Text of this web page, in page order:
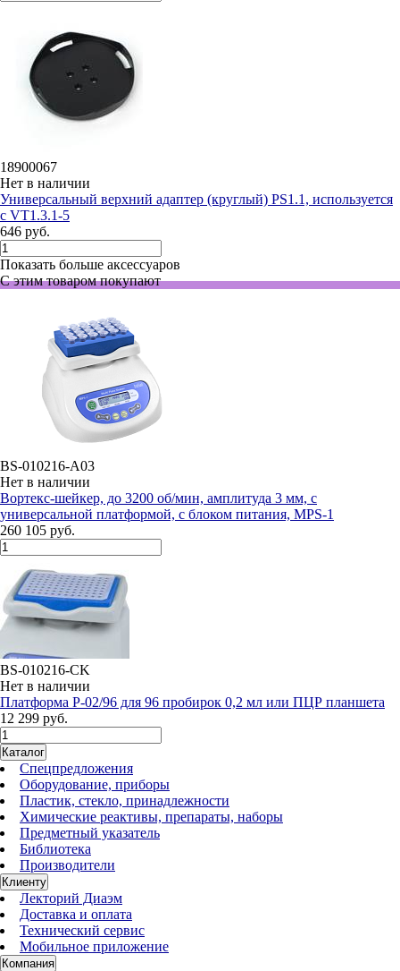
18900067
Нет в наличии
Универсальный верхний адаптер (круглый) PS1.1, используется
с VT1.3.1-5
646 руб.
Показать больше аксессуаров
С этим товаром покупают
BS-010216-A03
Нет в наличии
Вортекс-шейкер, до 3200 об/мин, амплитуда 3 мм, с
универсальной платформой, с блоком питания, MPS-1
260 105 руб.
BS-010216-CK
Нет в наличии
Платформа P-02/96 для 96 пробирок 0,2 мл или ПЦР планшета
12 299 руб.
Каталог
Спецпредложения
Оборудование, приборы
Пластик, стекло, принадлежности
Химические реактивы, препараты, наборы
Предметный указатель
Библиотека
Производители
Клиенту
Лекторий Диаэм
Доставка и оплата
Технический сервис
Мобильное приложение
Компания